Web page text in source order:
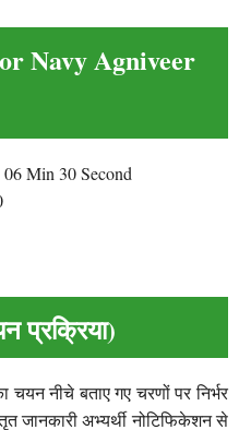
Navy Agniveer
Min 30 Second
प्रक्रिया)
नीचे बताए गए चरणों पर निर्भर
जानकारी अभ्यर्थी नोटिफिकेशन से